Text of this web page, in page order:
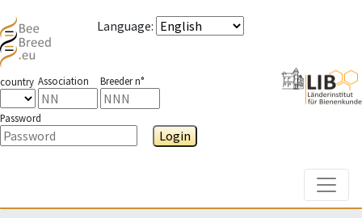
Language:
country Association Breeder n°
Password
Login